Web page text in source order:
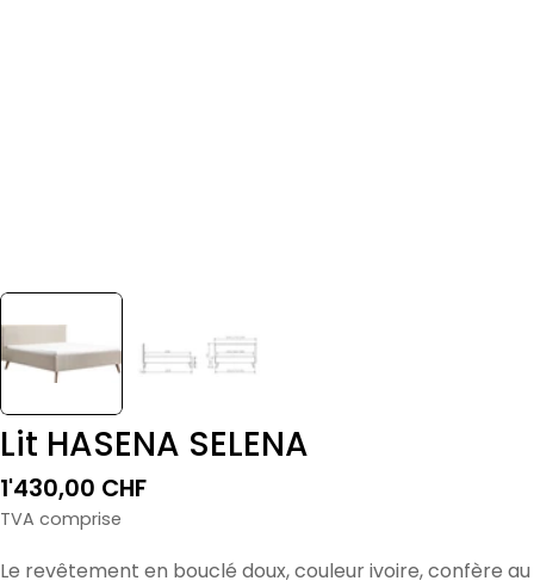
Lit HASENA SELENA
Prix
normal
1'430,00 CHF
TVA comprise
Le revêtement en bouclé doux, couleur ivoire, confère au